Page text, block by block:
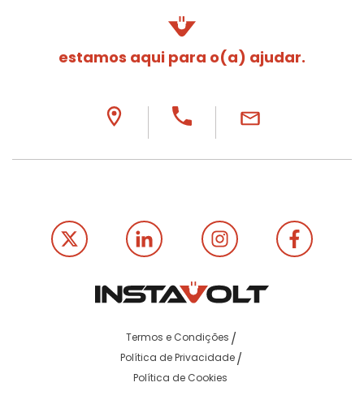
estamos aqui para o(a) ajudar.
Termos e Condições
Política de Privacidade
Política de Cookies